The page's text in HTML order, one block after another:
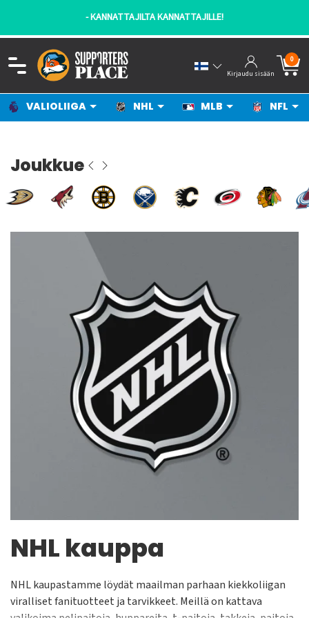
- KANNATTAJILTA KANNATTAJILLE!
Kirjaudu sisään
0
VALIOLIIGA NHL MLB NFL
Joukkue
NHL kauppa
NHL kaupastamme löydät maailman parhaan kiekkoliigan
viralliset fanituotteet ja tarvikkeet. Meillä on kattava